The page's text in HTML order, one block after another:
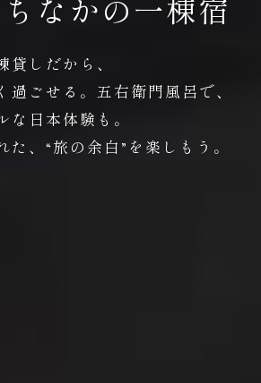
なかの一棟宿
貸しだから、
過ごせる。五右衛門風呂で、
な日本体験も。
た、“旅の余白”を楽しもう。